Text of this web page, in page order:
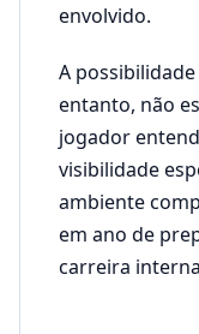
envolvido.
A
entanto, não
jogador
visibilidade
ambiente
em ano de
carreira